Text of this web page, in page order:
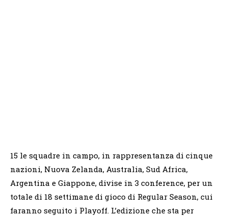
15 le squadre in campo, in rappresentanza di cinque
nazioni, Nuova Zelanda, Australia, Sud Africa,
Argentina e Giappone, divise in 3 conference, per un
totale di 18 settimane di gioco di Regular Season, cui
faranno seguito i Playoff. L’edizione che sta per